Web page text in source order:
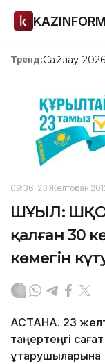
KAZINFORM
Тренд:Сайлау-2026
09:36, 23 Желтоқсан
ШҰҒЫЛ:
қалған 30
көмегін
АСТАНА. 23
таңертеңгі
құтқарушыларына